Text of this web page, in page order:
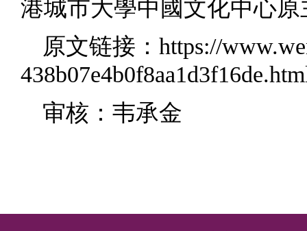
港城市大學中國文化中心
原文链接： https://
审核：韦承金